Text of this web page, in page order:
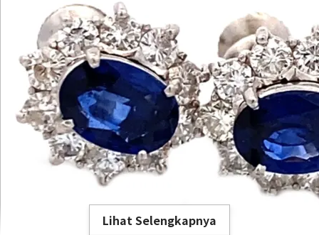
Lihat Selengkapnya